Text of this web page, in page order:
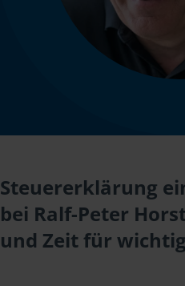
Steuererklärung
bei Ralf-Peter
und Zeit für